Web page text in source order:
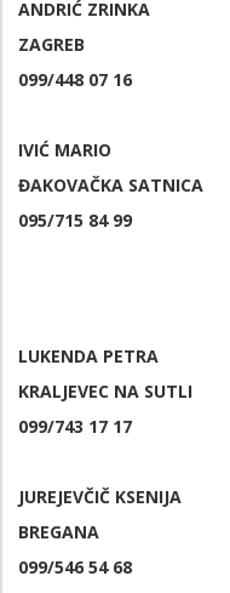
ANDRIĆ ZRINKA
ZAGREB
099/448 07 16
IVIĆ MARIO
ĐAKOVAČKA SATNICA
095/715 84 99
LUKENDA PETRA
KRALJEVEC NA SUTLI
099/743 17 17
JUREJEVČIČ KSENIJA
BREGANA
099/546 54 68